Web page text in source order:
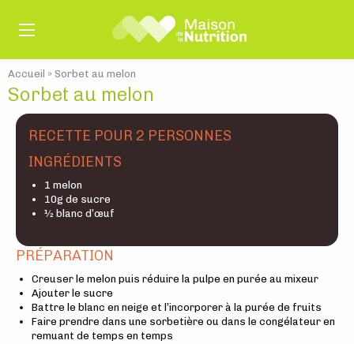
Accueil » Sorbet au melon
Sorbet au melon
RECETTE POUR 2 PERSONNES
INGRÉDIENTS
1 melon
10g de sucre
½ blanc d’œuf
PRÉPARATION
Creuser le melon puis réduire la pulpe en purée au mixeur
Ajouter le sucre
Battre le blanc en neige et l’incorporer à la purée de fruits
Faire prendre dans une sorbetière ou dans le congélateur en
remuant de temps en temps